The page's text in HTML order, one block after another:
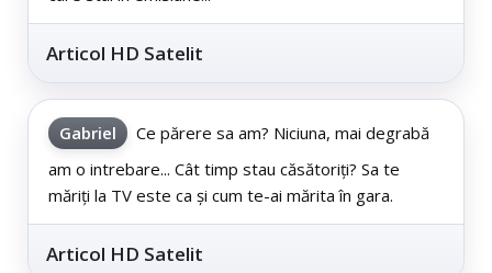
Articol HD Satelit
Gabriel
Ce părere sa am? Niciuna, mai degrabă
am o intrebare... Cât timp stau căsătoriți? Sa te
măriți la TV este ca și cum te-ai mărita în gara.
Articol HD Satelit